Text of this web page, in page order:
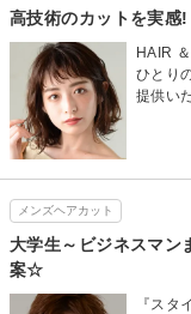
高技術のカットを実
HAIR
ひとり
提供い
メンズヘアカット
大学生～ビジネスマン
案☆
『スタ